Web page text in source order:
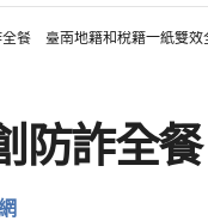
全餐 臺南地籍和稅籍一紙雙效
防詐全